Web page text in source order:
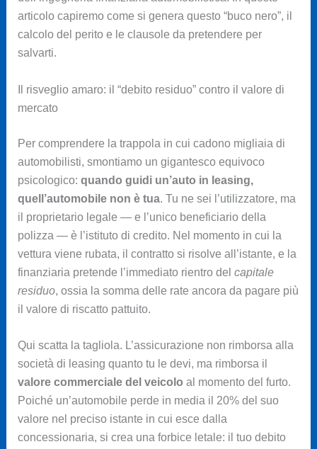
articolo capiremo come si genera questo “buco nero”, il
calcolo del perito e le clausole da pretendere per
salvarti.
Il risveglio amaro: il “debito residuo” contro il valore di
mercato
Per comprendere la trappola in cui cadono migliaia di
automobilisti, smontiamo un gigantesco equivoco
psicologico: quando guidi un’auto in leasing,
quell’automobile non è tua. Tu ne sei l’utilizzatore, ma
il proprietario legale — e l’unico beneficiario della
polizza — è l’istituto di credito. Nel momento in cui la
vettura viene rubata, il contratto si risolve all’istante, e la
finanziaria pretende l’immediato rientro del capitale
residuo, ossia la somma delle rate ancora da pagare più
il valore di riscatto pattuito.
Qui scatta la tagliola. L’assicurazione non rimborsa alla
società di leasing quanto tu le devi, ma rimborsa il
valore commerciale del veicolo al momento del furto.
Poiché un’automobile perde in media il 20% del suo
valore nel preciso istante in cui esce dalla
concessionaria, si crea una forbice letale: il tuo debito